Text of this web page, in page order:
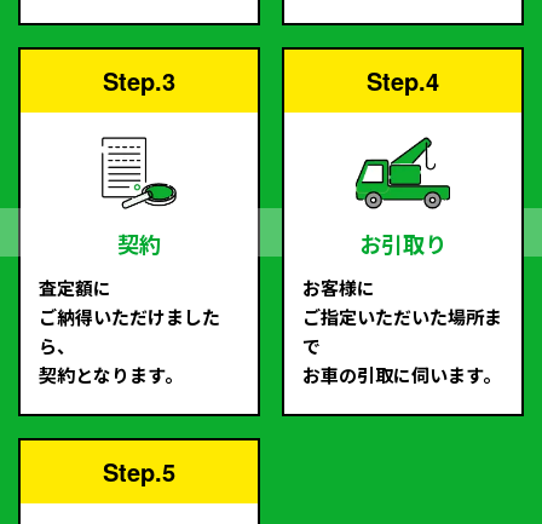
Step.3
契約
査定額に
ご納得いただけました
ら、
契約となります。
Step.4
お引取り
お客様に
ご指定いただいた場所ま
で
お車の引取に伺います。
Step.5